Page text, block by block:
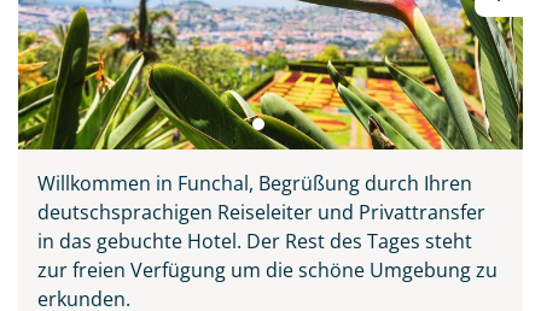
Wahlheimat auf 3 inkludierten Ausflügen, erklärt
Wissenswertes und führt Sie abseits der großen
Touristenströme hinein ins authentische Madeira.
Willkommen in Funchal, Begrüßung durch Ihren
deutschsprachigen Reiseleiter und Privattransfer
in das gebuchte Hotel. Der Rest des Tages steht
zur freien Verfügung um die schöne Umgebung zu
erkunden.